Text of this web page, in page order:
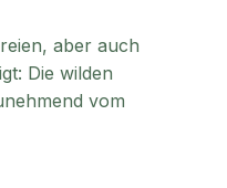
aber auch
Die wilden
vom